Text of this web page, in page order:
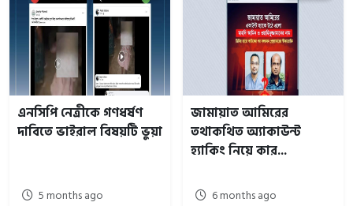
এনসিপি নেত্রীকে গণধর্ষণ
দাবিতে ভাইরাল বিষয়টি ভুয়া
5 months ago
জামায়াত আমিরের
তথাকথিত অ্যাকাউন্ট
হ্যাকিং নিয়ে কার...
6 months ago